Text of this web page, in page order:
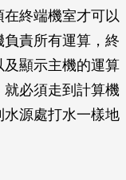
終端機室才可以
責所有運算，終
顯示主機的運算
必須走到計算機
源處打水一樣地